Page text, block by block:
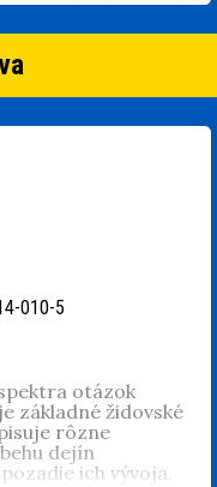
010-5
otázok
základné židovské
rôzne
dejín
ich vývoja.